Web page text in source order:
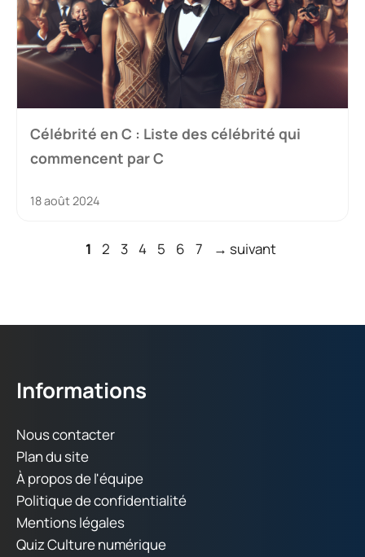
Célébrité en C : Liste des célébrité qui
commencent par C
18 août 2024
Page
1 Page
2 Page
3 Page
4 Page
5 Page
6 Page
7 → suivant
Informations
Nous contacter
Plan du site
À propos de l'équipe
Politique de confidentialité
Mentions légales
Quiz Culture numérique